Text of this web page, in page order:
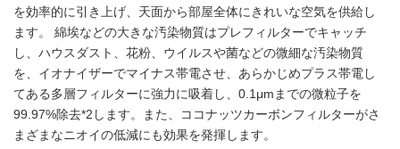
を効率的に引き上げ、天面から部屋全体にきれいな空気を供給し
ます。 綿埃などの大きな汚染物質はプレフィルターでキャッチ
し、ハウスダスト、花粉、ウイルスや菌などの微細な汚染物質
を、イオナイザーでマイナス帯電させ、あらかじめプラス帯電し
てある多層フィルターに強力に吸着し、0.1μmまでの微粒子を
99.97%除去*2します。また、ココナッツカーボンフィルターがさ
まざまなニオイの低減にも効果を発揮します。